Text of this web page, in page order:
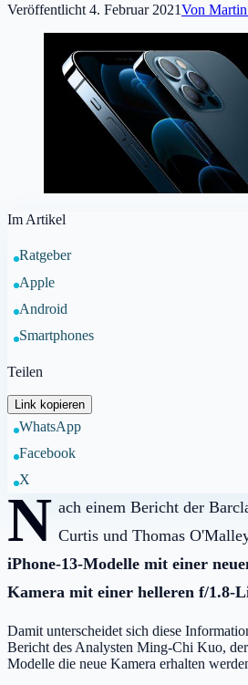
Veröffentlicht 4. Februar 2021Von
Im Artikel
Ratgeber
Apple
Android
Smartphones
Teilen
Link kopieren
WhatsApp
Facebook
X
N ach einem Bericht der
Curtis und Thomas
iPhone-13-Modelle mit einer
Kamera mit einer helleren f/1.8-
Damit unterscheidet sich diese
Bericht des Analysten Ming-Chi Kuo,
Modelle die neue Kamera erhalten